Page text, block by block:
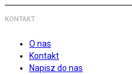
KONTAKT
O nas
Kontakt
Napisz do nas